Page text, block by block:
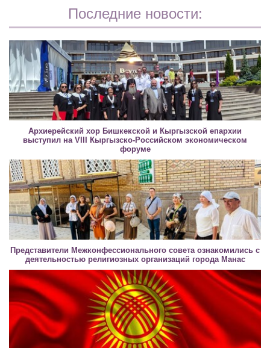
Последние новости:
Архиерейский хор Бишкекской и Кыргызской епархии
выступил на VIII Кыргызско-Российском экономическом
форуме
Представители Межконфессионального совета ознакомились с
деятельностью религиозных организаций города Манас